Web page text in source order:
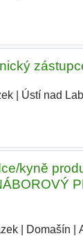
Ústí nad
kyně
| Domašín